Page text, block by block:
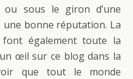
ou sous le giron d’une
une bonne réputation. La
font également toute la
œil sur ce blog dans la
que tout le monde